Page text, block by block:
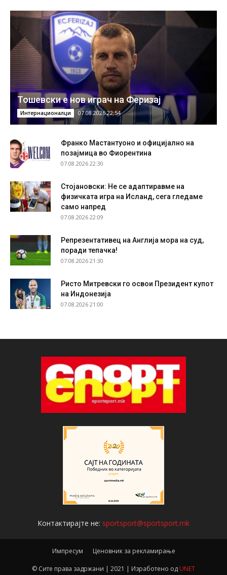
Тошевски е нов играч на Феризај
Интернационалци 07.08.2026 22:54
Франко Мастантуоно и официјално на
позајмица во Фиорентина
07.08.2026 22:30
Стојановски: Не се адаптиравме на
физичката игра на Исланд, сега гледаме
само напред
07.08.2026 22:09
Репрезентативец на Англија мора на суд,
поради тепачка!
07.08.2026 21:30
Ристо Митревски го освои Президент купот
на Индонезија
07.08.2026 21:00
Контактирајте не: sportsport@sportsport.mk
Импресум Ценовник за рекламирање
© Сите права задржани | 2021 | Изработено од UNET